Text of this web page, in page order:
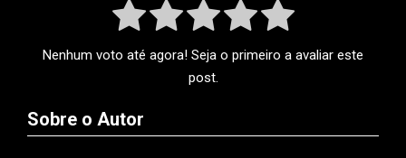
Nenhum voto até agora! Seja o primeiro a avaliar este
post.
Sobre o Autor